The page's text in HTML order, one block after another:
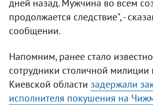
дней назад. Мужчина во всем
продолжается следствие", -
сообщении.
Напомним, ранее стало
сотрудники столичной
Киевской области задержали
исполнителя покушения на